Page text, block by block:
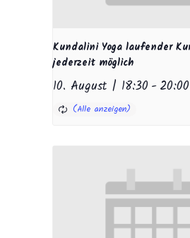
Kundalini Yoga laufender
jederzeit möglich
10. August | 18:30 -20:00